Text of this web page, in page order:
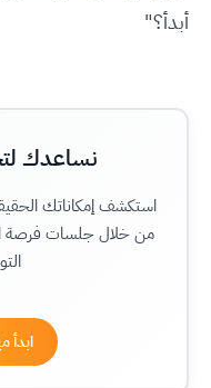
أبدأ؟"
نساعدك
استكشف إمكاناتك
من خلال جلسات فرصة